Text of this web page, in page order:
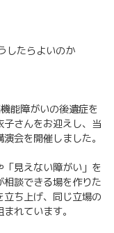
したらよいのか
能障がいの後遺症を
さんをお迎えし、当
会を開催しました。
見えない障がい」を
談できる場を作りた
ち上げ、同じ立場の
れています。